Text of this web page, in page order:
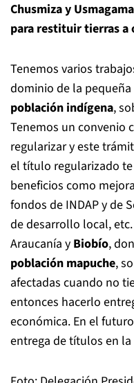
Chusmiza y
para restituir tierras a
Tenemos varios
dominio de la
población indígena,
Tenemos un convenio
regularizar y este
el título regularizado
beneficios como
fondos de INDAP y de
de desarrollo local,
Araucanía y Biobío,
población mapuche,
afectadas cuando no
entonces hacerlo
económica. En el
entrega de títulos en